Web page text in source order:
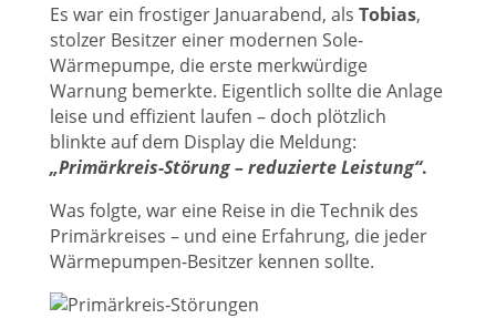
Es war ein frostiger Januarabend, als Tobias,
stolzer Besitzer einer modernen Sole-
Wärmepumpe, die erste merkwürdige
Warnung bemerkte. Eigentlich sollte die Anlage
leise und effizient laufen – doch plötzlich
blinkte auf dem Display die Meldung:
„Primärkreis-Störung – reduzierte Leistung“.
Was folgte, war eine Reise in die Technik des
Primärkreises – und eine Erfahrung, die jeder
Wärmepumpen-Besitzer kennen sollte.